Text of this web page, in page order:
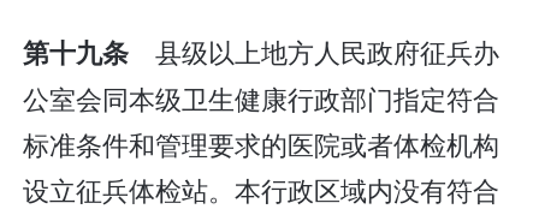
第十九条 县级以上地方人民政府征兵办
公室会同本级卫生健康行政部门指定符合
标准条件和管理要求的医院或者体检机构
设立征兵体检站。本行政区域内没有符合